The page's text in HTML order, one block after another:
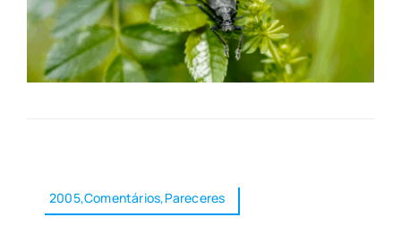
2005,Comentários,Pareceres